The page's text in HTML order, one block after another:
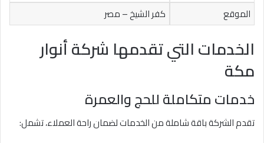
الموقع
كفر الشيخ – مصر
الخدمات التي تقدمها شركة أنوار
مكة
خدمات متكاملة للحج والعمرة
تقدم الشركة باقة شاملة من الخدمات لضمان راحة العملاء، تشمل: